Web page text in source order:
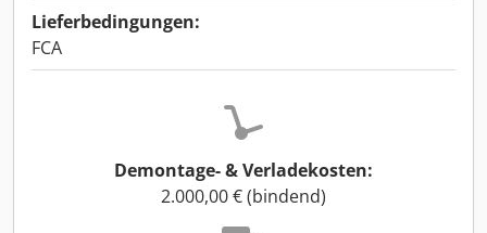
Lieferbedingungen:
FCA
Demontage- & Verladekosten:
2.000,00 € (bindend)